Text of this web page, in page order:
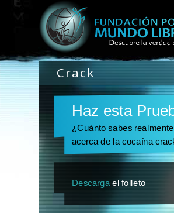
Crack
Haz esta
¿Cuánto sabes realmente
acerca de la cocaína
Descarga el folleto